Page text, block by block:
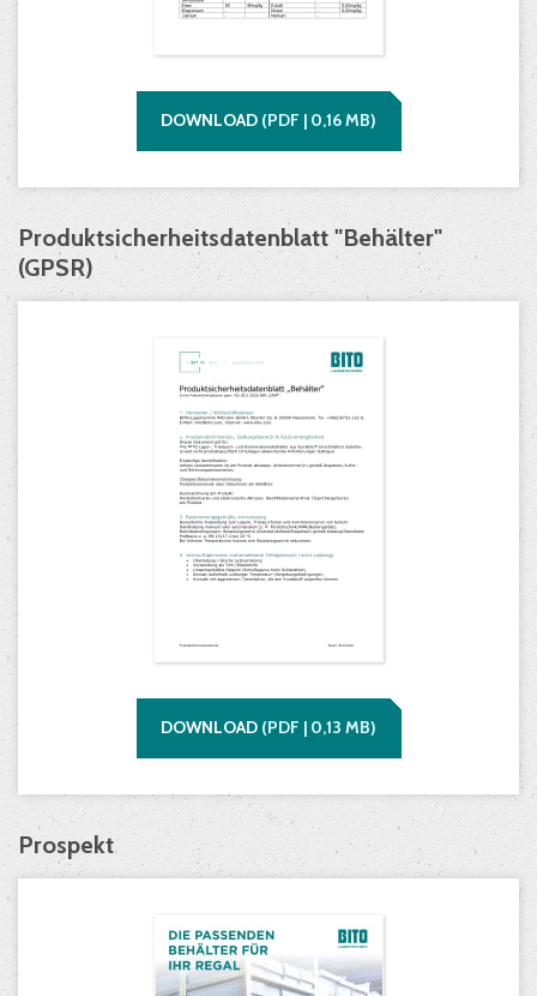
DOWNLOAD (PDF | 0,16MB)
Produktsicherheitsdatenblatt "Behälter"
(GPSR)
DOWNLOAD (PDF | 0,13 MB)
Prospekt